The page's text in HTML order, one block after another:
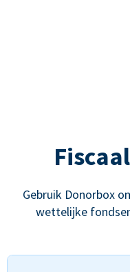
Gebruik Donorbox
wettelijke